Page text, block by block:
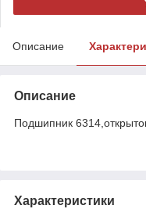
Описание
Описание
Подшипник
Характеристики